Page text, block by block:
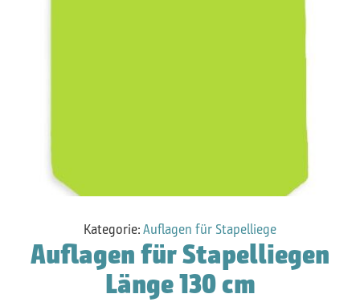
Kategorie:Auflagen für Stapelliege
Auflagen für Stapelliegen
Länge 130 cm